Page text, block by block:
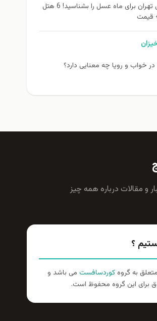
بهترین هتل تهران برای ماه عسل را بشناسید! 6 هتل
قیمت
خواب و رویا چه معنایی دارد؟
و مقالات درباره همه چيز
؟
به گروهکوردسافست می باشد و
برای این گروه محفوظ است.